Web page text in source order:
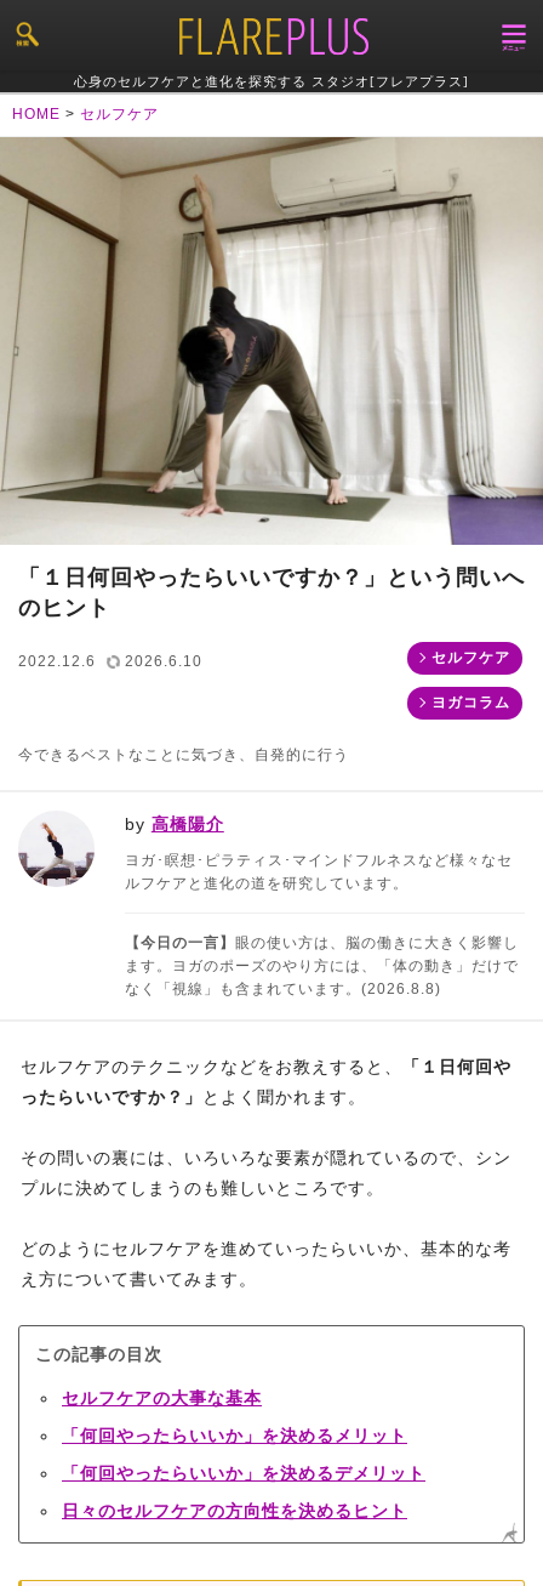
心身のセルフケアと進化を探究する スタジオ[フレアプラス]
HOME > セルフケア
「１日何回やったらいいですか？」という問いへ
のヒント
2022.12.6 2026.6.10 セルフケア
ヨガコラム
今できるベストなことに気づき、自発的に行う
by 高橋陽介
ヨガ･瞑想･ピラティス･マインドフルネスなど様々なセ
ルフケアと進化の道を研究しています。
【今日の一言】 眼の使い方は、脳の働きに大きく影響し
ます。ヨガのポーズのやり方には、「体の動き」だけで
なく「視線」も含まれています。(2026.8.8)
セルフケアのテクニックなどをお教えすると、
「１日何回や
ったらいいですか？」
とよく聞かれます。
その問いの裏には、いろいろな要素が隠れているので、シン
プルに決めてしまうのも難しいところです。
どのようにセルフケアを進めていったらいいか、基本的な考
え方について書いてみます。
この記事の目次
セルフケアの大事な基本
「何回やったらいいか」を決めるメリット
「何回やったらいいか」を決めるデメリット
日々のセルフケアの方向性を決めるヒント